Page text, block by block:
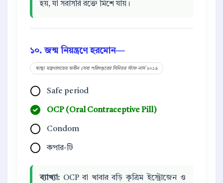
হয়, যা সরাসরি রক্তে মিশে যায়।
১০. জন্ম নিয়ন্ত্রণে হরমোন—
স্বাস্থ্য মন্ত্রণালয়ের অধীন সেবা পরিদপ্তরের সিনিয়র স্টাফ নার্স ২০১৬
Safe period
OCP (Oral Contraceptive Pill)
Condom
কপার-টি
ব্যাখ্যা: OCP বা খাবার বড়ি কৃত্রিম ইস্ট্রোজেন ও